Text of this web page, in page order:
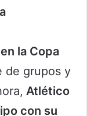
la Copa
de grupos y
Atlético
con su